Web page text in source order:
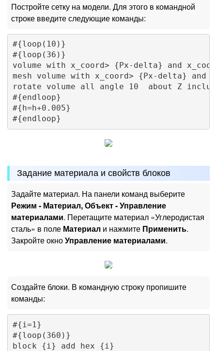
Постройте сетку на модели. Для этого в командной
строке введите следующие команды:
#{loop(10)}
#{loop(36)}
volume with x_coord> {Px-delta} and
mesh volume with x_coord> {Px-delta} and
rotate volume all angle 10  about Z
#{endloop}
#{h=h+0.005}
Задание материала и свойств блоков
Задайте материал. На панели команд выберите
Режим - Материал, Объект - Управление
материалами. Перетащите материал «Углеродистая
сталь» в поле Материал и нажмите Применить.
Закройте окноУправление материалами.
Создайте блоки. В командную строку пропишите
команды:
#{i=1}
#{loop(360)}
block {i} add hex {i}